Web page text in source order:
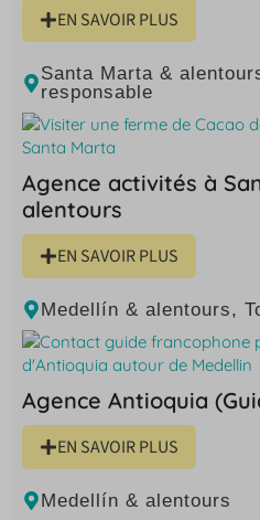
EN SAVOIR PLUS
Santa Marta &
responsable
Agence activités à
alentours
EN SAVOIR PLUS
Medellín & alentours,
Agence Antioquia
EN SAVOIR PLUS
Medellín & alentours